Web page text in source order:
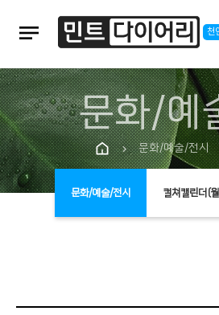
notes 천
문화/예
chevron_right 문화/예술/전시
문화/예술/전시 컬쳐캘린더(